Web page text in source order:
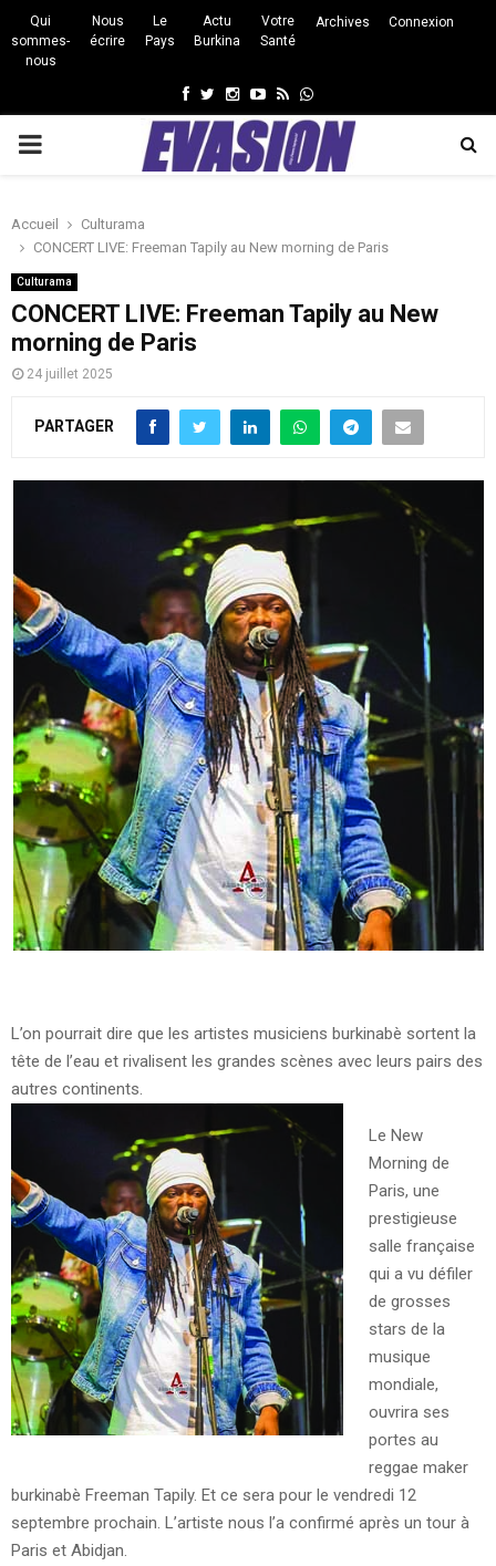
Qui
sommes-
nous
Nous
écrire
Le
Pays
Actu
Burkina
Votre
Santé
Archives Connexion
Facebook
Twitter
Instagram
Youtube
RssWhatsapp
PRIMARY
Accueil
Culturama
CONCERT LIVE: Freeman Tapily au New morning de Paris
Culturama
CONCERT LIVE: Freeman Tapily au New
morning de Paris
24 juillet 2025
PARTAGER
L’on pourrait dire que les artistes musiciens burkinabè sortent la
tête de l’eau et rivalisent les grandes scènes avec leurs pairs des
autres continents.
Le New
Morning de
Paris, une
prestigieuse
salle française
qui a vu défiler
de grosses
stars de la
musique
mondiale,
ouvrira ses
portes au
reggae maker
burkinabè Freeman Tapily. Et ce sera pour le vendredi 12
septembre prochain. L’artiste nous l’a confirmé après un tour à
Paris et Abidjan.